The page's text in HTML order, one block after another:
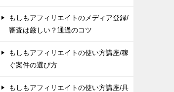
もしもアフィリエイトのメディア登録/
審査は厳しい？通過のコツ
もしもアフィリエイトの使い方講座/稼
ぐ案件の選び方
もしもアフィリエイトの使い方講座/具